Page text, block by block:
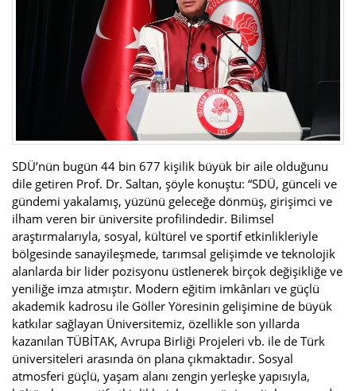
SDÜ’nün bugün 44 bin 677 kişilik büyük bir aile olduğunu
dile getiren Prof. Dr. Saltan, şöyle konuştu: “SDÜ, günceli ve
gündemi yakalamış, yüzünü geleceğe dönmüş, girişimci ve
ilham veren bir üniversite profilindedir. Bilimsel
araştırmalarıyla, sosyal, kültürel ve sportif etkinlikleriyle
bölgesinde sanayileşmede, tarımsal gelişimde ve teknolojik
alanlarda bir lider pozisyonu üstlenerek birçok değişikliğe ve
yeniliğe imza atmıştır. Modern eğitim imkânları ve güçlü
akademik kadrosu ile Göller Yöresinin gelişimine de büyük
katkılar sağlayan Üniversitemiz, özellikle son yıllarda
kazanılan TÜBİTAK, Avrupa Birliği Projeleri vb. ile de Türk
üniversiteleri arasında ön plana çıkmaktadır. Sosyal
atmosferi güçlü, yaşam alanı zengin yerleşke yapısıyla,